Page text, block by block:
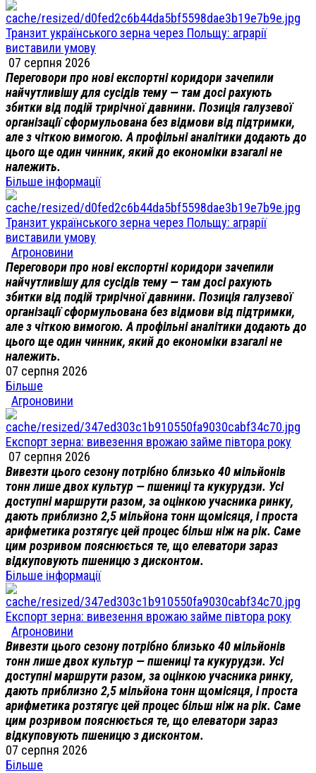
Транзит українського зерна через Польщу: аграрії
виставили умову
07 серпня 2026
Переговори про нові експортні коридори зачепили
найчутливішу для сусідів тему — там досі рахують
збитки від подій трирічної давнини. Позиція галузевої
організації сформульована без відмови від підтримки,
але з чіткою вимогою. А профільні аналітики додають до
цього ще один чинник, який до економіки взагалі не
належить.
Більше інформації
Транзит українського зерна через Польщу: аграрії
виставили умову
Агроновини
Переговори про нові експортні коридори зачепили
найчутливішу для сусідів тему — там досі рахують
збитки від подій трирічної давнини. Позиція галузевої
організації сформульована без відмови від підтримки,
але з чіткою вимогою. А профільні аналітики додають до
цього ще один чинник, який до економіки взагалі не
належить.
07 серпня 2026
Більше
Агроновини
Експорт зерна: вивезення врожаю займе півтора року
07 серпня 2026
Вивезти цього сезону потрібно близько 40 мільйонів
тонн лише двох культур — пшениці та кукурудзи. Усі
доступні маршрути разом, за оцінкою учасника ринку,
дають приблизно 2,5 мільйона тонн щомісяця, і проста
арифметика розтягує цей процес більш ніж на рік. Саме
цим розривом пояснюється те, що елеватори зараз
відкуповують пшеницю з дисконтом.
Більше інформації
Експорт зерна: вивезення врожаю займе півтора року
Агроновини
Вивезти цього сезону потрібно близько 40 мільйонів
тонн лише двох культур — пшениці та кукурудзи. Усі
доступні маршрути разом, за оцінкою учасника ринку,
дають приблизно 2,5 мільйона тонн щомісяця, і проста
арифметика розтягує цей процес більш ніж на рік. Саме
цим розривом пояснюється те, що елеватори зараз
відкуповують пшеницю з дисконтом.
07 серпня 2026
Більше